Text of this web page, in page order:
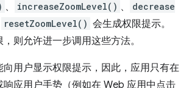
、 increaseZoomLevel() 、
decrease
resetZoomLevel() 会生成权限提示。
则允许进一步调用这些方法。
向用户显示权限提示，因此，应用只有在
响应用户手势（例如在 Web 应用中点击